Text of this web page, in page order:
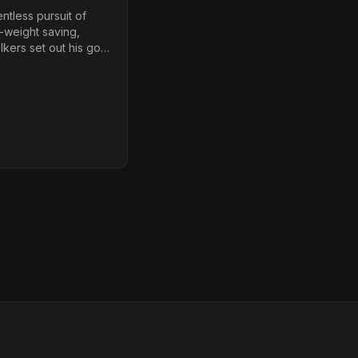
pursuit of
saving,
set out his goal